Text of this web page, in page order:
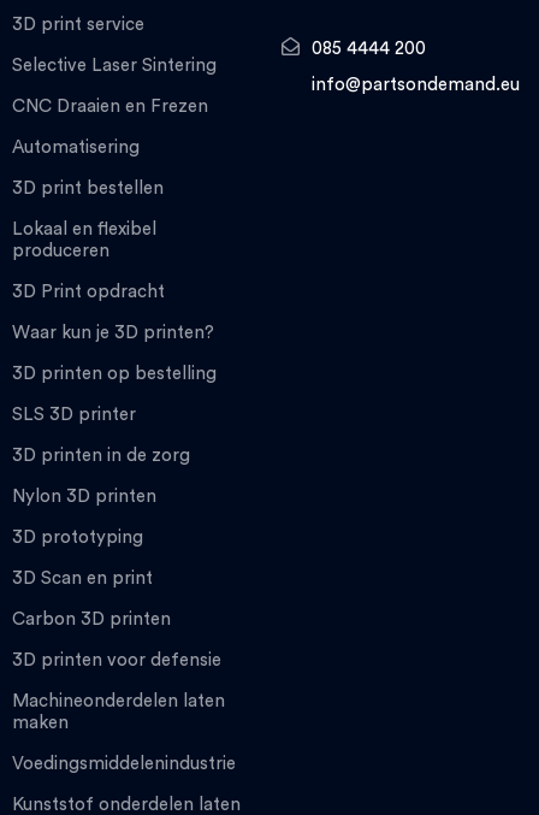
3D print service
Selective Laser Sintering
CNC Draaien en Frezen
Automatisering
3D print bestellen
Lokaal en flexibel
produceren
3D Print opdracht
Waar kun je 3D printen?
3D printen op bestelling
SLS 3D printer
3D printen in de zorg
Nylon 3D printen
3D prototyping
3D Scan en print
Carbon 3D printen
3D printen voor defensie
Machineonderdelen laten
maken
Voedingsmiddelenindustrie
Kunststof onderdelen laten
085 4444 200
info@partsondemand.eu